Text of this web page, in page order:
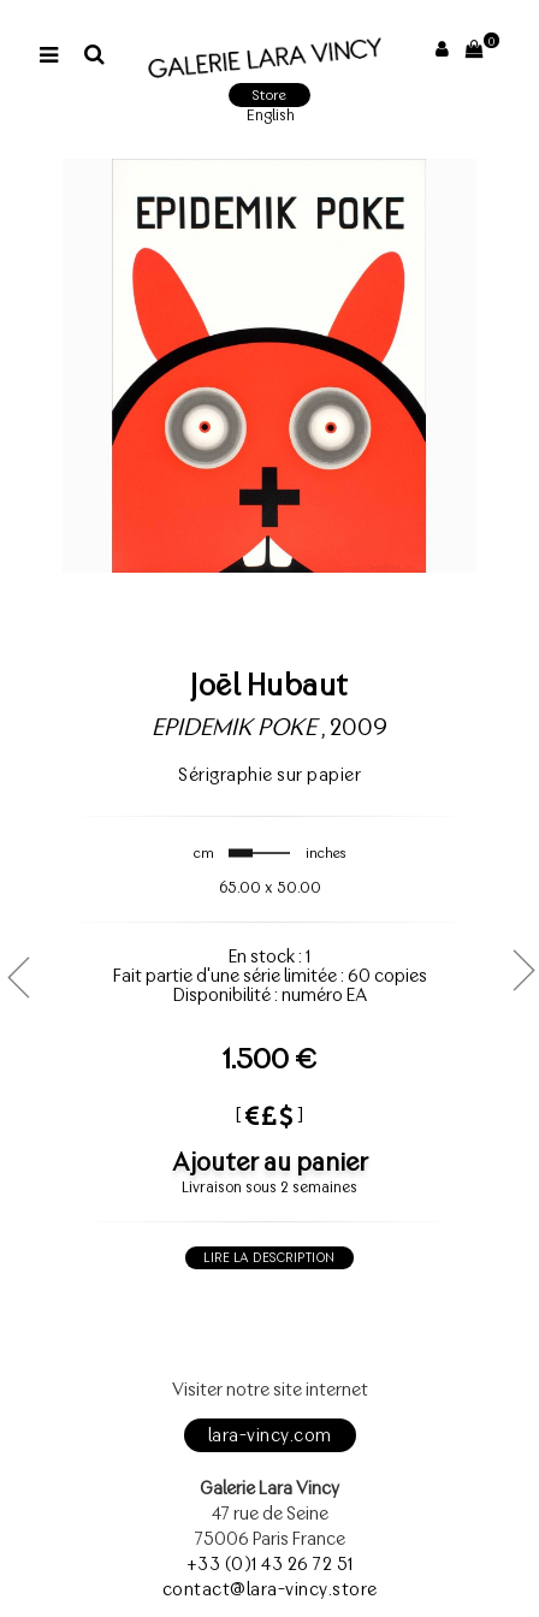
0
Store
English
Joël Hubaut
EPIDEMIK POKE, 2009
Sérigraphie sur papier
cm inches
65.00 x 50.00
En stock : 1
Fait partie d'une série limitée : 60 copies
Disponibilité : numéro EA
1.500 €
[ ]
Ajouter au panier
Livraison sous 2 semaines
LIRE LA DESCRIPTION
Visiter notre site internet
lara-vincy.com
Galerie Lara Vincy
47 rue de Seine
75006 Paris France
+33 (0)1 43 26 72 51
contact@lara-vincy.store